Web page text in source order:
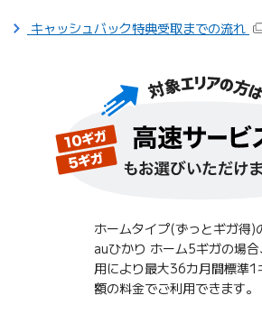
キャッシュバック特典受取までの流れ
ホームタイプ(ずっとギガ得)
auひかり ホーム5ギガの場
用により最大36カ月間標準1
額の料金でご利用できます。